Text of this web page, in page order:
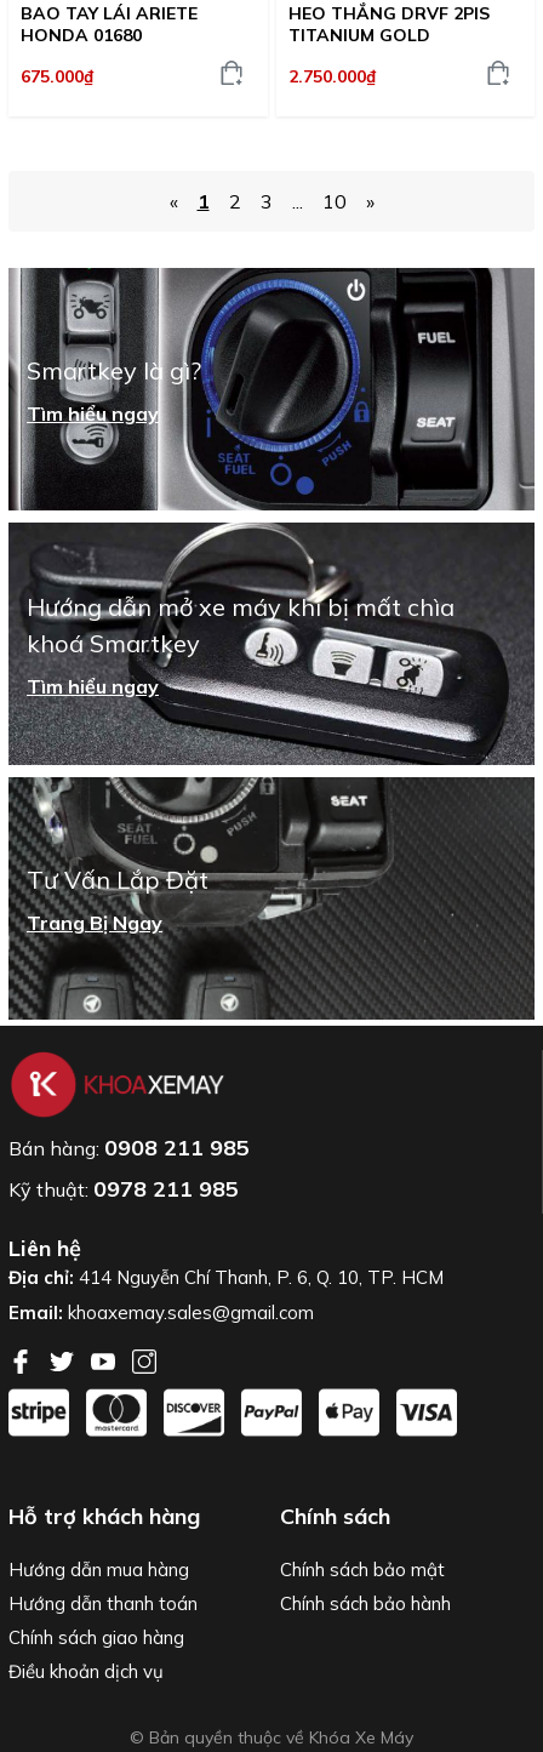
BAO TAY LÁI ARIETE
HONDA 01680
675.000₫
HEO THẮNG DRVF 2PIS
TITANIUM GOLD
2.750.000₫
« 1 2 3 10 »
Smartkey là gì?
Tìm hiểu ngay
Hướng dẫn mở xe máy khi bị mất chìa
khoá Smartkey
Tìm hiểu ngay
Tư Vấn Lắp Đặt
Trang Bị Ngay
Bán hàng: 0908 211 985
Kỹ thuật: 0978 211 985
Liên hệ
Địa chỉ: 414 Nguyễn Chí Thanh, P. 6, Q. 10, TP. HCM
Email: khoaxemay.sales@gmail.com
Hỗ trợ khách hàng
Hướng dẫn mua hàng
Hướng dẫn thanh toán
Chính sách giao hàng
Điều khoản dịch vụ
Chính sách
Chính sách bảo mật
Chính sách bảo hành
© Bản quyền thuộc về Khóa Xe Máy